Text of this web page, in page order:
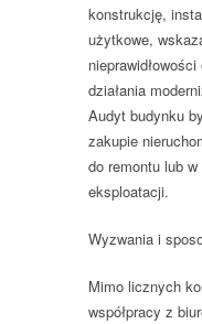
konstrukcję,
użytkowe,
działania
Audyt budynku
zakupie
do remontu lub
eksploatacji.
Wyzwania i
Mimo licznych
współpracy z